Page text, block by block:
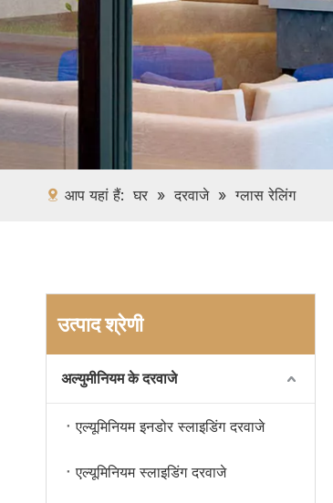
आप यहां हैं: घर » दरवाजे » ग्लास रेलिंग
उत्पाद श्रेणी
अल्युमीनियम के दरवाजे
एल्यूमिनियम इनडोर स्लाइडिंग दरवाजे
एल्यूमिनियम स्लाइडिंग दरवाजे